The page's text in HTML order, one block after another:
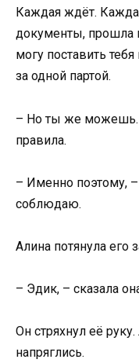
Каждая ждёт.
документы, прошла
могу поставить
за одной партой.
– Но ты же можешь.
правила.
– Именно поэтому,
соблюдаю.
Алина потянула его
– Эдик, – сказала
Он стряхнул её
напряглись.